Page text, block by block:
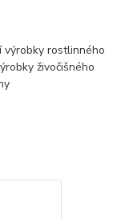
výrobky rostlinného
živočišného